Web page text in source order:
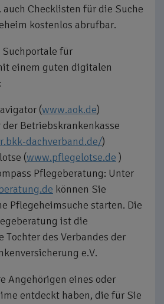
auch Checklisten für die Suche
kostenlos abrufbar.
für
einem guten digitalen
(www.aok.de)
Betriebskrankenkasse
dachverband.de/)
(www.pflegelotse.de )
Pflegeberatung: Unter
können Sie
Pflegeheimsuche starten. Die
ist die
Tochter des Verbandes der
e.V.
Angehörigen eines oder
entdeckt haben, die für Sie